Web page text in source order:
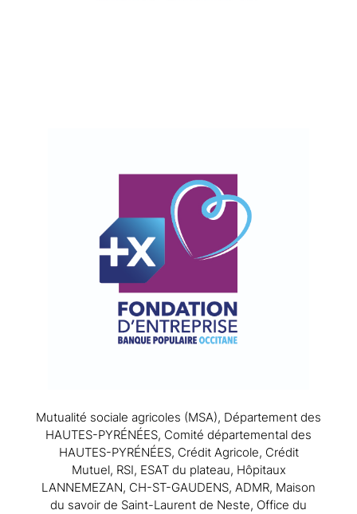
Mutualité sociale agricoles (MSA), Département des
HAUTES-PYRÉNÉES, Comité départemental des
HAUTES-PYRÉNÉES, Crédit Agricole, Crédit
Mutuel, RSI, ESAT du plateau, Hôpitaux
LANNEMEZAN, CH-ST-GAUDENS, ADMR, Maison
du savoir de Saint-Laurent de Neste, Office du